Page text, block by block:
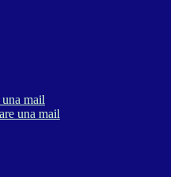
mail
una mail